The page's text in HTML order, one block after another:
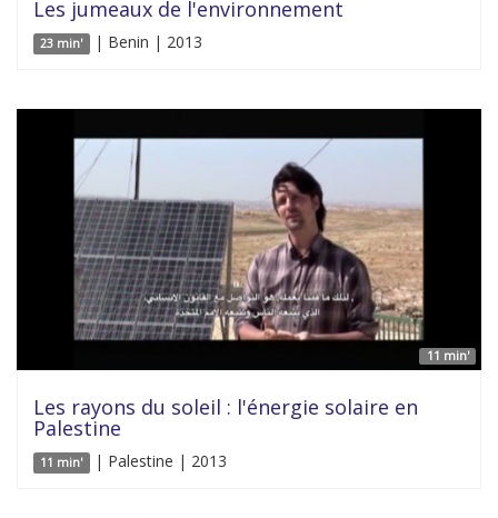
Les jumeaux de l'environnement
23 min' | Benin | 2013
11 min'
Les rayons du soleil : l'énergie solaire en
Palestine
11 min' | Palestine | 2013